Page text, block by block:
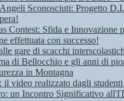
Sconosciuti: Progetto
Contest: Sfida e Innovazione
effettuata con successo!
gare di scacchi
di Bellocchio e gli anni di
in Montagna
video realizzato dagli
un Incontro Significativo